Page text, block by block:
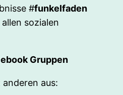
#funkelfaden
allen sozialen
Gruppen
aus: